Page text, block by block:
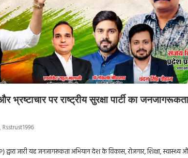
और भ्रष्टाचार पर राष्ट्रीय सुरक्षा पार्टी का
Rsstrust1996
द्वारा जारी यह जनजागरूकता अभियान देश के विकास, रोजगार, शिक्षा, स्वास्थ्य